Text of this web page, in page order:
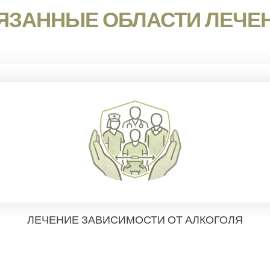
ОБЛАСТИ
ЛЕЧЕНИЕ ЗАВИСИМОСТИ ОТ АЛКОГОЛЯ